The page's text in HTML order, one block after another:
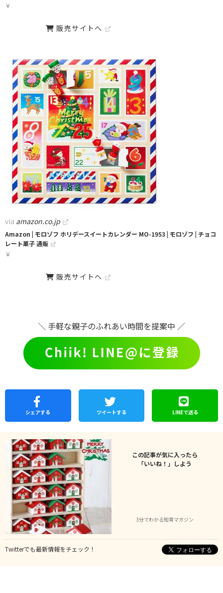
￥
販売サイトへ
via amazon.co.jp
Amazon | モロゾフ ホリデースイートカレンダー MO-1953 | モロゾフ | チョコ
レート菓子 通販
￥
販売サイトへ
＼ 手軽な親子のふれあい時間を提案中 ／
シェアする ツイートする LINEで送る
この記事が気に入ったら
「いいね！」しよう
3分でわかる知育マガジン
Twitterでも最新情報をチェック！